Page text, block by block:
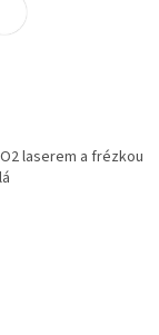
laserem a frézkou